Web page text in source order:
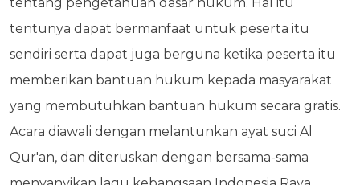
tentunya dapat bermanfaat untuk peserta itu
sendiri serta dapat juga berguna ketika peserta itu
memberikan bantuan hukum kepada masyarakat
yang membutuhkan bantuan hukum secara gratis.
Acara diawali dengan melantunkan ayat suci Al
Qur'an, dan diteruskan dengan bersama-sama